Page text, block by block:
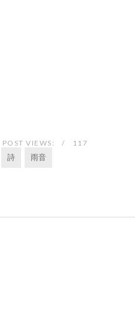
POST VIEWS: 117
詩 雨音